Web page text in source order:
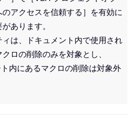
アクセスを信頼する］を有効に
あります。
ィは、ドキュメント内で使用され
ロの削除のみを対象とし、
内にあるマクロの削除は対象外